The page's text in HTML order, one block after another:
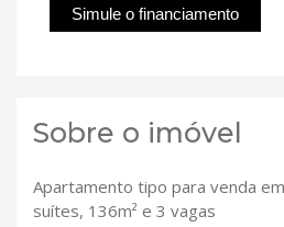
Simule o financiamento
Sobre o imóvel
Apartamento tipo para venda
suítes, 136m² e 3 vagas